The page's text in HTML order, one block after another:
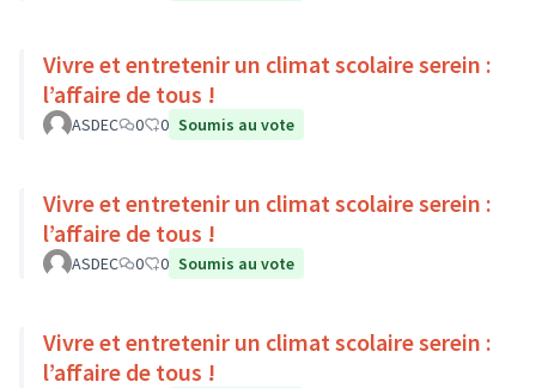
Vivre et entretenir un climat scolaire serein :
l’affaire de tous !
ASDEC 0 0 Soumis au vote
Vivre et entretenir un climat scolaire serein :
l’affaire de tous !
ASDEC 0 0 Soumis au vote
Vivre et entretenir un climat scolaire serein :
l’affaire de tous !